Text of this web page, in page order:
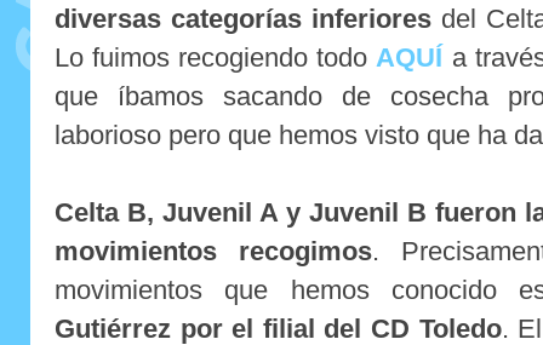
diversas categorías inferioresdel
Lo fuimos recogiendo todo AQUÍ a
que íbamos sacando de cosecha
laborioso pero que hemos visto que ha
Celta B, Juvenil A y Juvenil B fueron
movimientos recogimos.
movimientos que hemos conocido
Gutiérrez por el filial del CD Toledo.